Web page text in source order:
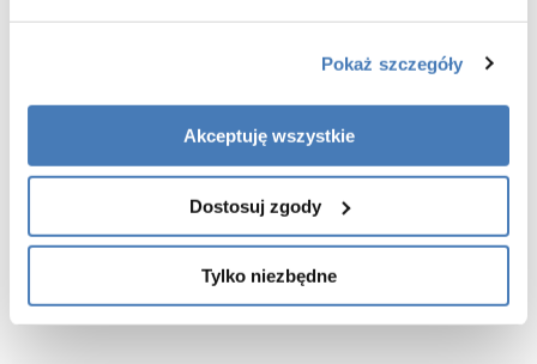
Pokaż szczegóły
Akceptuję wszystkie
Dostosuj zgody
Tylko niezbędne
wymiar A: 88 - 88,8 cm
wymiar B: 88 - 88,8 cm
wymiar E 52 cm
wymiar F: 31,5 cm
wymiar H: 200 cm